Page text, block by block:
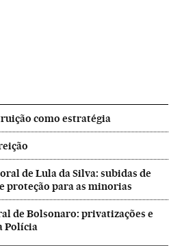
como estratégia
de Lula da Silva: subidas de
proteção para as minorias
de Bolsonaro: privatizações e
Polícia